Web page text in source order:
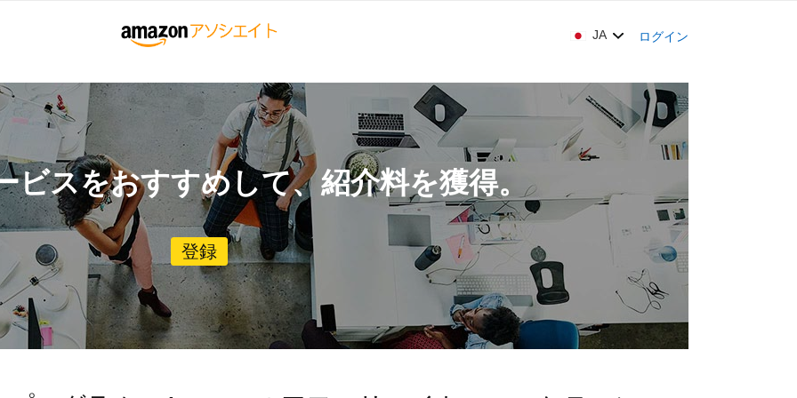
JA ログイン
ビスをおすすめして、紹介料を獲得。
登録